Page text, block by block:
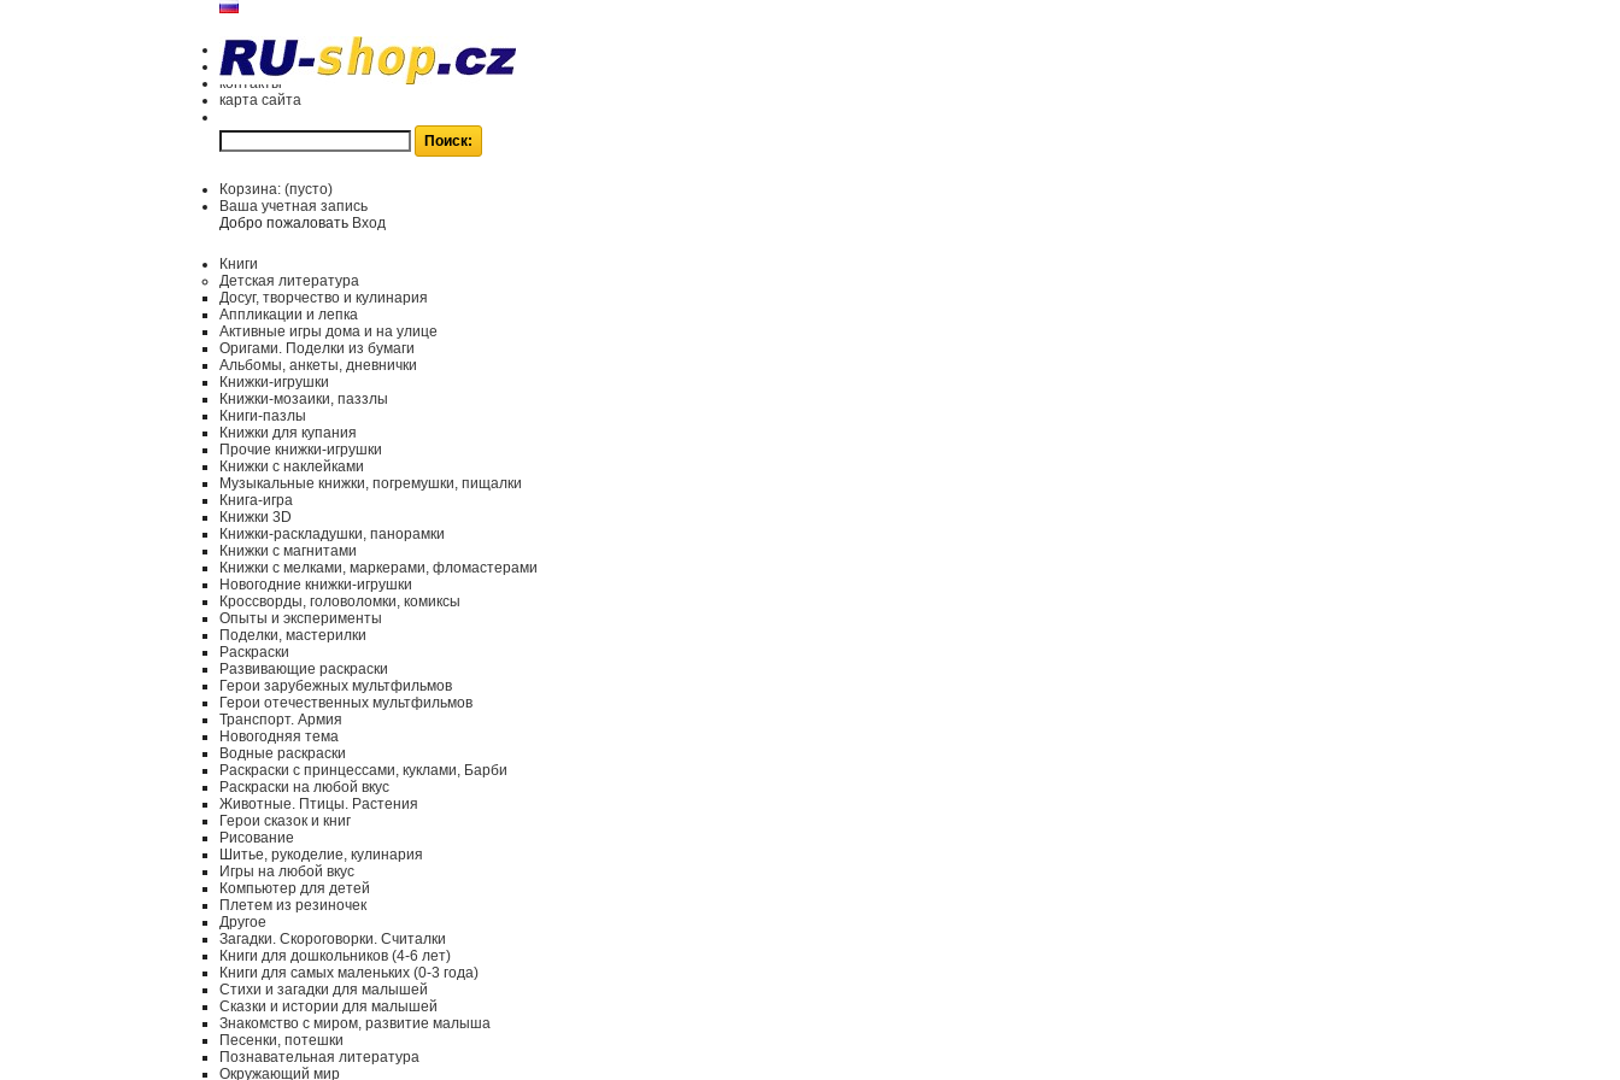
контакты
карта сайта
Корзина: (пусто)
Ваша учетная запись
Добро пожаловать Вход
Книги
Детская литература
Досуг, творчество и кулинария
Аппликации и лепка
Активные игры дома и на улице
Оригами. Поделки из бумаги
Альбомы, анкеты, дневнички
Книжки-игрушки
Книжки-мозаики, паззлы
Книги-пазлы
Книжки для купания
Прочие книжки-игрушки
Книжки с наклейками
Музыкальные книжки, погремушки, пищалки
Книга-игра
Книжки 3D
Книжки-раскладушки, панорамки
Книжки с магнитами
Книжки с мелками, маркерами, фломастерами
Новогодние книжки-игрушки
Кроссворды, головоломки, комиксы
Опыты и эксперименты
Поделки, мастерилки
Раскраски
Развивающие раскраски
Герои зарубежных мультфильмов
Герои отечественных мультфильмов
Транспорт. Армия
Новогодняя тема
Водные раскраски
Раскраски с принцессами, куклами, Барби
Раскраски на любой вкус
Животные. Птицы. Растения
Герои сказок и книг
Рисование
Шитье, рукоделие, кулинария
Игры на любой вкус
Компьютер для детей
Плетем из резиночек
Другое
Загадки. Скороговорки. Считалки
Книги для дошкольников (4-6 лет)
Книги для самых маленьких (0-3 года)
Стихи и загадки для малышей
Сказки и истории для малышей
Знакомство с миром, развитие малыша
Песенки, потешки
Познавательная литература
Окружающий мир